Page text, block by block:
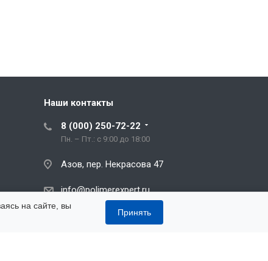
Наши контакты
8 (000) 250-72-22
Пн. – Пт.: с 9:00 до 18:00
Азов, пер. Некрасова 47
info@polimerexpert.ru
на сайте, вы
Принять